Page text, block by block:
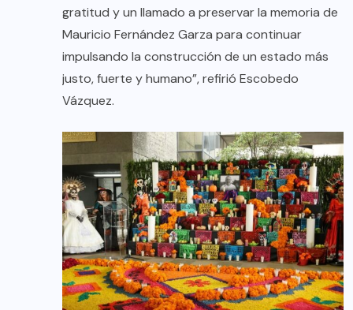
gratitud y un llamado a preservar la memoria de
Mauricio Fernández Garza para continuar
impulsando la construcción de un estado más
justo, fuerte y humano”, refirió Escobedo
Vázquez.